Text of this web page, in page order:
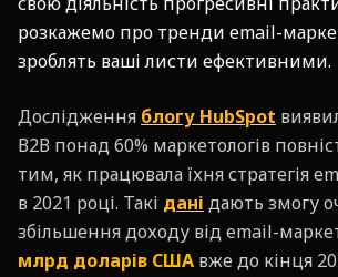
розкажемо про тренди email-
зроблять ваші листи ефективними.
Дослідження блогу HubSpot
В2В понад 60% маркетологів
тим, як працювала їхня стратегія
в 2021 році. Такі дані дають змогу
збільшення доходу від email-
млрд доларів США вже до кінця